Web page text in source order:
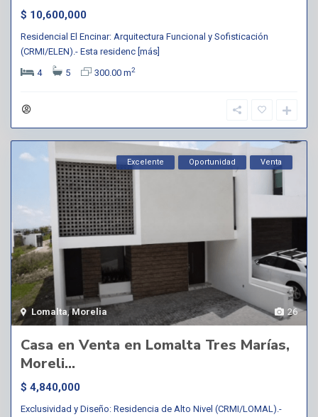
$ 10,600,000
Residencial El Encinar: Arquitectura Funcional y Sofisticación
(CRMI/ELEN).- Esta residenc [más]
4
5 300.00 m2
26
Lomalta ,Morelia
Excelente Oportunidad Venta
Casa en Venta en Lomalta Tres Marías,
Moreli...
$ 4,840,000
Exclusividad y Diseño: Residencia de Alto Nivel (CRMI/LOMAL).-